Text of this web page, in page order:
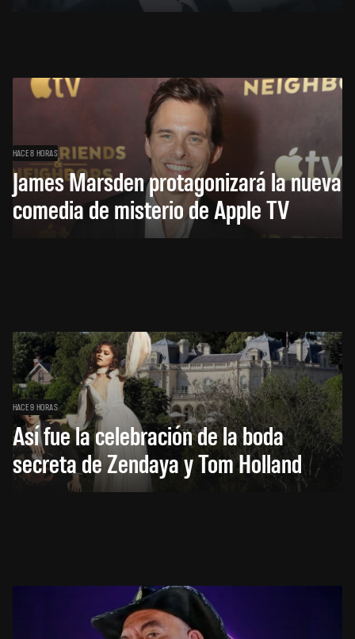
HACE 8 HORAS
James Marsden protagonizará la nueva
comedia de misterio de Apple TV
HACE 9 HORAS
Así fue la celebración de la boda
secreta de Zendaya y Tom Holland